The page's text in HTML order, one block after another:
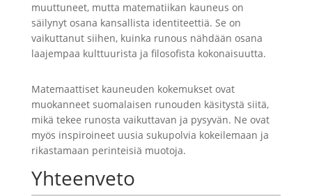
muuttuneet, mutta matematiikan kauneus on
säilynyt osana kansallista identiteettiä. Se on
vaikuttanut siihen, kuinka runous nähdään osana
laajempaa kulttuurista ja filosofista kokonaisuutta.
Matemaattiset kauneuden kokemukset ovat
muokanneet suomalaisen runouden käsitystä siitä,
mikä tekee runosta vaikuttavan ja pysyvän. Ne ovat
myös inspiroineet uusia sukupolvia kokeilemaan ja
rikastamaan perinteisiä muotoja.
Yhteenveto